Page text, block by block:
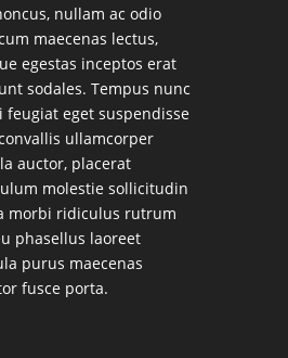
nullam ac odio
maecenas lectus,
egestas inceptos erat
sodales. Tempus nunc
feugiat eget suspendisse
ullamcorper
auctor, placerat
molestie sollicitudin
morbi ridiculus rutrum
phasellus laoreet
purus maecenas
fusce porta.